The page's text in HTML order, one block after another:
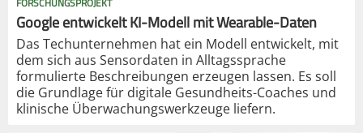
Google entwickelt KI-Modell mit Wearable-Daten
Das Techunternehmen hat ein Modell entwickelt, mit
dem sich aus Sensordaten in Alltagssprache
formulierte Beschreibungen erzeugen lassen. Es soll
die Grundlage für digitale Gesundheits-Coaches und
klinische Überwachungswerkzeuge liefern.